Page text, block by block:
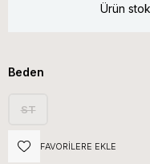
Ürün
Beden
ST
FAVORILERE EKLE